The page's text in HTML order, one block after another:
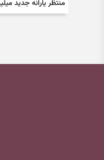
منتظر یارانه جدید